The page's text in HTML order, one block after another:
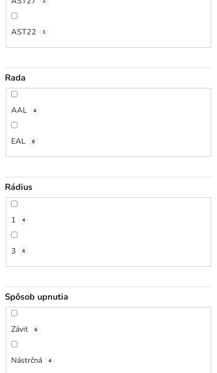
AST22 1
Rada
AAL 4
EAL 6
Rádius
1 4
3 6
Spôsob upnutia
Závit 6
Nástrčná 4